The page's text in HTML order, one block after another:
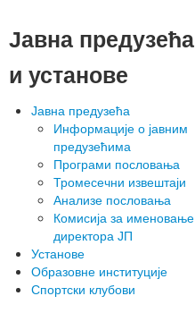
Јавна предузећа
и установе
Јавна предузећа
Информације о јавним
предузећима
Програми пословања
Тромесечни извештаји
Анализе пословања
Комисија за именовање
директора ЈП
Установе
Образовне институције
Спортски клубови